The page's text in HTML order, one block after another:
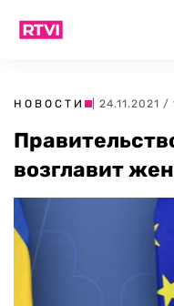
НОВОСТИ | 24.11.2021 /
возглавит